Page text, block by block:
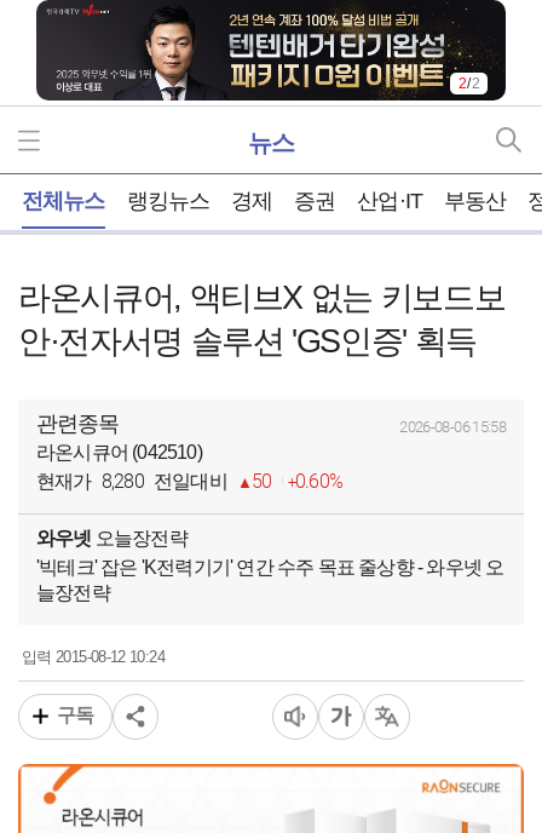
2/2
뉴스
전체뉴스 랭킹뉴스 경제 증권 산업·IT 부동산
라온시큐어, 액티브X 없는 키보드보
안·전자서명 솔루션 'GS인증' 획득
관련종목 2026-08-06 15:58
라온시큐어 (042510)
현재가 8,280 전일대비 50 0.60%
와우넷 오늘장전략
'빅테크' 잡은 'K전력기기' 연간 수주 목표 줄상향 - 와우넷 오
늘장전략
입력 2015-08-12 10:24
구독